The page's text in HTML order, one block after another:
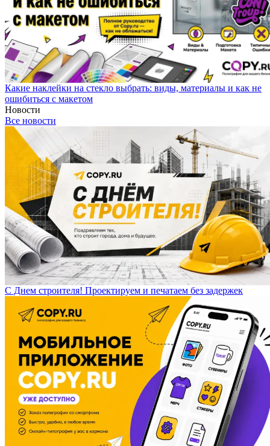
Какие наклейки на стекло выбрать: виды, материалы и как не
ошибиться с макетом
Новости
Все новости
С Днем строителя! Проектируем и печатаем без задержек